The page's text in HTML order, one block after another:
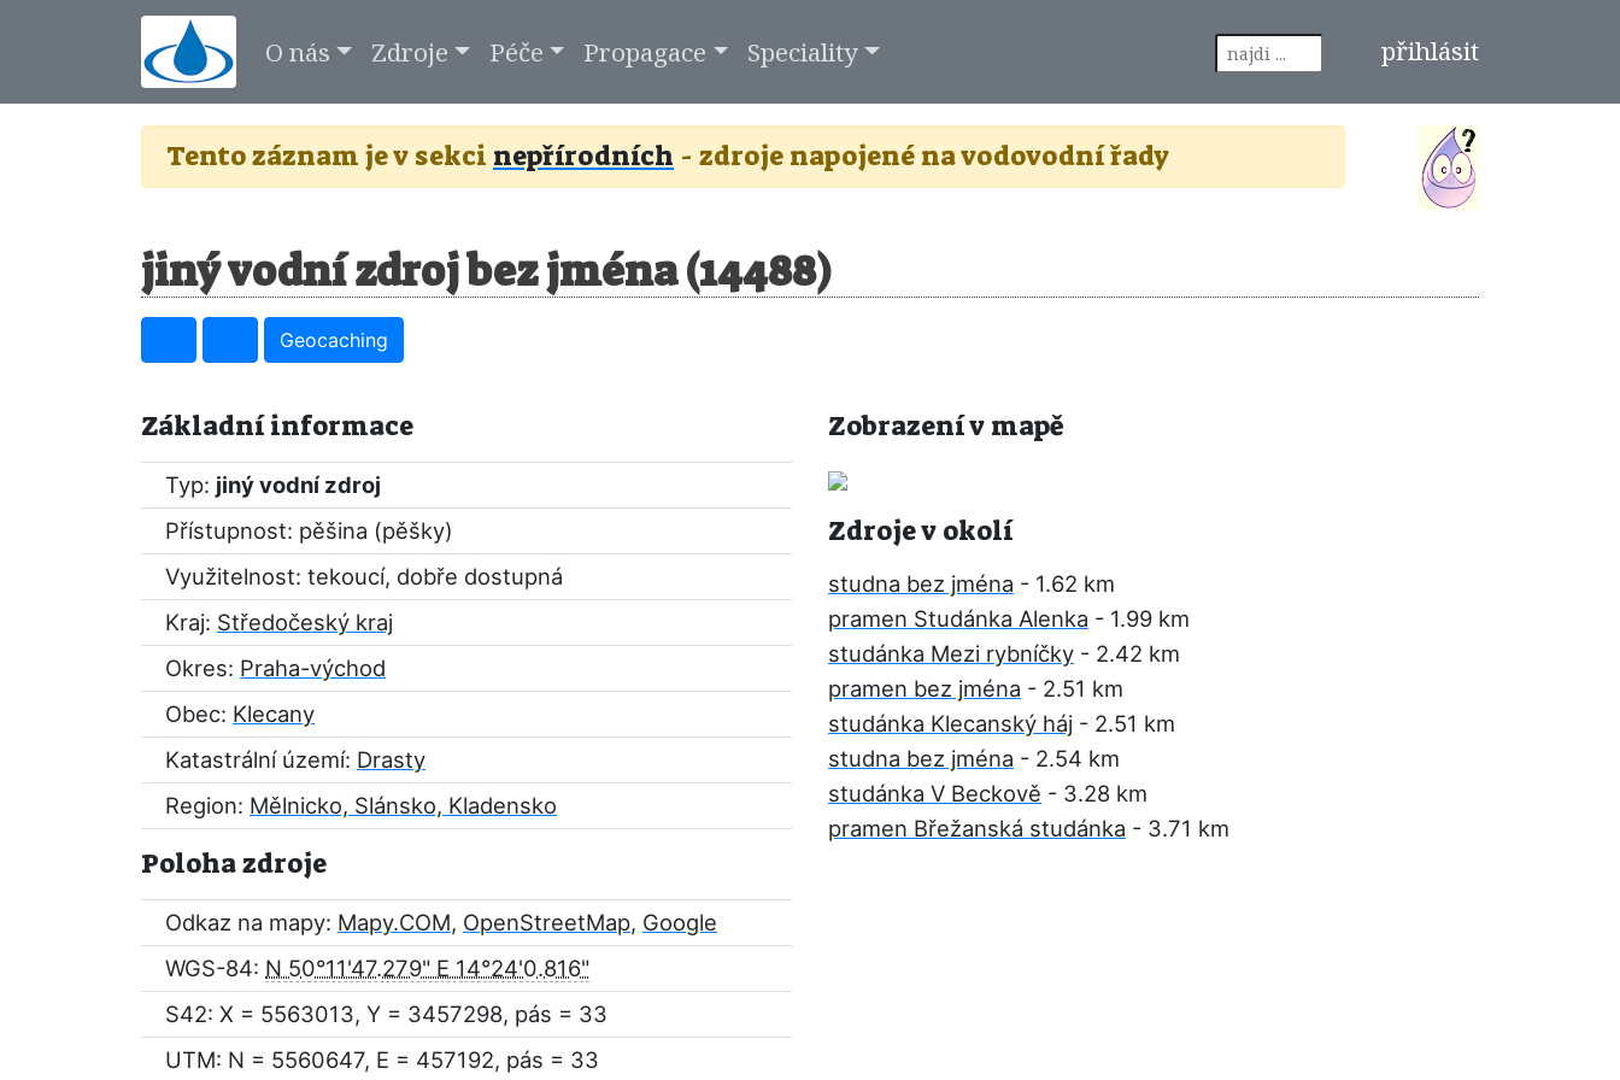
O nás Zdroje Péče Propagace Speciality přihlásit
Tento záznam je v sekci nepřírodních - zdroje napojené na vodovodní řady
jiný vodní zdroj bez jména (14488)
Geocaching
Základní informace
Typ: jiný vodní zdroj
Přístupnost: pěšina (pěšky)
Využitelnost: tekoucí, dobře dostupná
Kraj: Středočeský kraj
Okres: Praha-východ
Obec: Klecany
Katastrální území: Drasty
Region: Mělnicko, Slánsko, Kladensko
Poloha zdroje
Odkaz na mapy: Mapy.COM, OpenStreetMap, Google
WGS-84: N 50°11'47.279" E 14°24'0.816"
S42: X = 5563013, Y = 3457298, pás = 33
UTM: N = 5560647, E = 457192, pás = 33
Zobrazení v mapě
Zdroje v okolí
studna bez jména - 1.62 km
pramen Studánka Alenka - 1.99 km
studánka Mezi rybníčky - 2.42 km
pramen bez jména - 2.51 km
studánka Klecanský háj - 2.51 km
studna bez jména - 2.54 km
studánka V Beckově - 3.28 km
pramen Břežanská studánka - 3.71 km